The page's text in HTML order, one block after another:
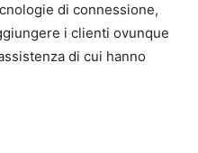
di connessione,
i clienti ovunque
di cui hanno